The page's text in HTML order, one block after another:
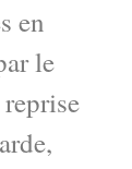
en
le